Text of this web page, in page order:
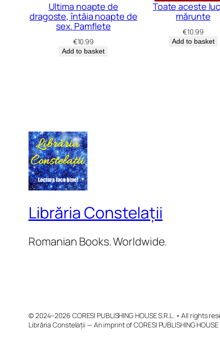
Ultima noapte de
dragoste, întâia noapte de
sex. Pamflete
€10.99
Add to basket
Toate aceste
mărunte
€10.99
Add to basket
Librăria Constelații
Romanian Books. Worldwide.
© 2024–2026 CORESI PUBLISHING HOUSE S.R.L. • All rights
Librăria Constelații — An imprint of CORESI PUBLISHING HOUSE